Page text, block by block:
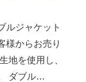
ルジャケット
様からお売り
地を使用し、
ダブル…